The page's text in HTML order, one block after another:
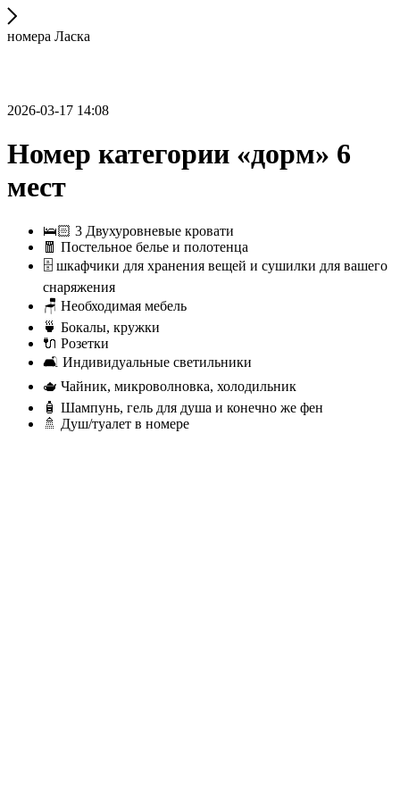
номера Ласка
2026-03-17 14:08
Номер категории «дорм» 6
мест
🛌🏻 3 Двухуровневые кровати
🧧 Постельное белье и полотенца
🗄️ шкафчики для хранения вещей и сушилки для вашего
снаряжения
🪑 Необходимая мебель
🍵 Бокалы, кружки
🔌 Розетки
🛋️ Индивидуальные светильники
🫖 Чайник, микроволновка, холодильник
🧴 Шампунь, гель для душа и конечно же фен
🚿 Душ/туалет в номере